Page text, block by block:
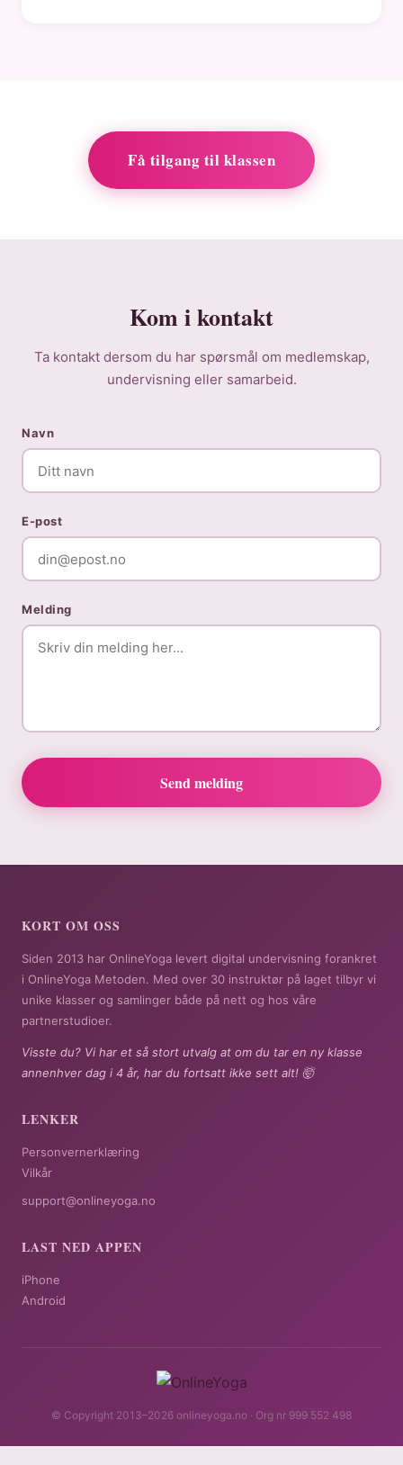
Få tilgang til klassen
Kom i kontakt
Ta kontakt dersom du har spørsmål om medlemskap,
undervisning eller samarbeid.
Navn
E-post
Melding
Send melding
KORT OM OSS
Siden 2013 har OnlineYoga levert digital undervisning forankret
i OnlineYoga Metoden. Med over 30 instruktør på laget tilbyr vi
unike klasser og samlinger både på nett og hos våre
partnerstudioer.
Visste du? Vi har et så stort utvalg at om du tar en ny klasse
annenhver dag i 4 år, har du fortsatt ikke sett alt! 🤯
LENKER
Personvernerklæring
Vilkår
support@onlineyoga.no
LAST NED APPEN
iPhone
Android
© Copyright 2013–2026 onlineyoga.no · Org nr 999 552 498